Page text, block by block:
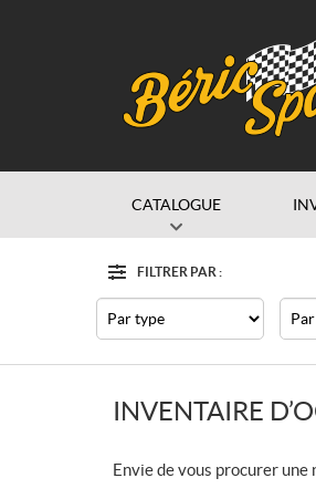
CATALOGUE
FILTRER PAR :
Filtre
INVENTAIRE
Envie de vous procurer une